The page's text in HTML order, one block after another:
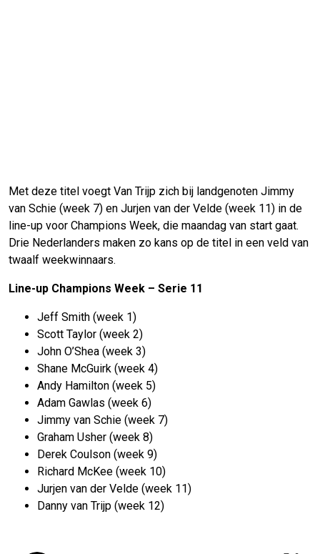
Met deze titel voegt Van Trijp zich bij landgenoten Jimmy
van Schie (week 7) en Jurjen van der Velde (week 11) in de
line-up voor Champions Week, die maandag van start gaat.
Drie Nederlanders maken zo kans op de titel in een veld van
twaalf weekwinnaars.
Line-up Champions Week – Serie 11
Jeff Smith (week 1)
Scott Taylor (week 2)
John O’Shea (week 3)
Shane McGuirk (week 4)
Andy Hamilton (week 5)
Adam Gawlas (week 6)
Jimmy van Schie (week 7)
Graham Usher (week 8)
Derek Coulson (week 9)
Richard McKee (week 10)
Jurjen van der Velde (week 11)
Danny van Trijp (week 12)